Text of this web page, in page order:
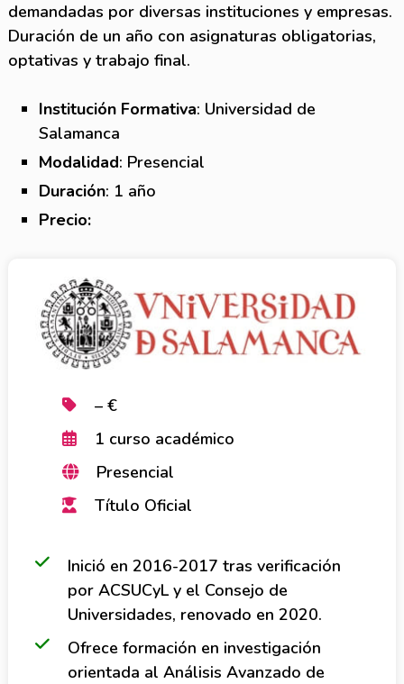
demandadas por diversas instituciones y empresas.
Duración de un año con asignaturas obligatorias,
optativas y trabajo final.
Institución Formativa: Universidad de
Salamanca
Modalidad: Presencial
Duración: 1 año
Precio:
– €
1 curso académico
Presencial
Título Oficial
Inició en 2016-2017 tras verificación
por ACSUCyL y el Consejo de
Universidades, renovado en 2020.
Ofrece formación en investigación
orientada al Análisis Avanzado de